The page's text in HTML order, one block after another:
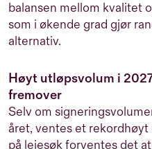
balansen mellom kvalitet
som i økende grad gjør
alternativ.
Høyt utløpsvolum i
fremover
Selv om
året, ventes et
på leiesøk forventes det